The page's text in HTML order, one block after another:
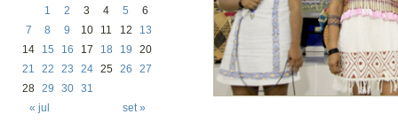
« jul set »
1 2 3 4 5
6
7
8 9 10 11 12
13
14
15 16 17 18 19
20
21
22 23 24 25 26
27
28 29 30 31